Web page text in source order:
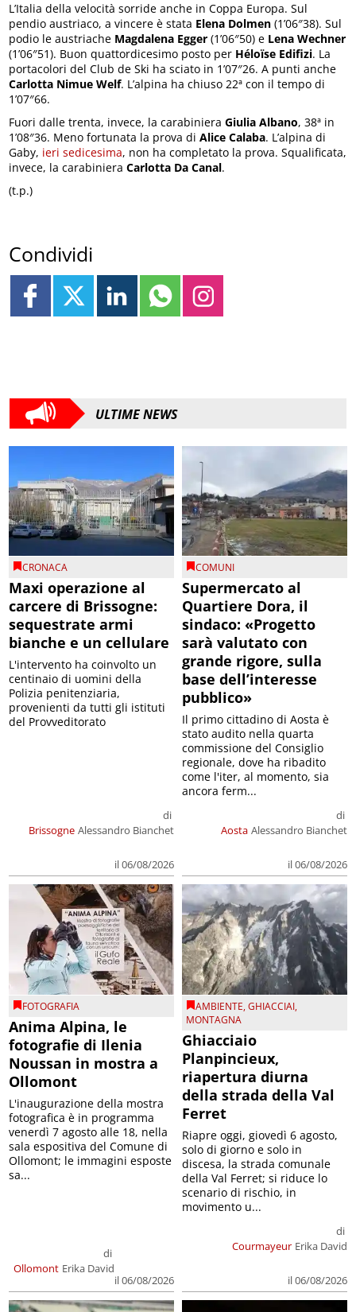
L’Italia della velocità sorride anche in Coppa Europa. Sul
pendio austriaco, a vincere è stata Elena Dolmen (1’06″38). Sul
podio le austriache Magdalena Egger (1’06″50) e Lena Wechner
(1’06″51). Buon quattordicesimo posto per Héloïse Edifizi. La
portacolori del Club de Ski ha sciato in 1’07″26. A punti anche
Carlotta Nimue Welf. L’alpina ha chiuso 22ª con il tempo di
1’07″66.
Fuori dalle trenta, invece, la carabinieraGiulia Albano, 38ª in
1’08″36. Meno fortunata la prova diAlice Calaba. L’alpina di
Gaby, ieri sedicesima, non ha completato la prova. Squalificata,
invece, la carabinieraCarlotta Da Canal.
(t.p.)
Condividi
ULTIME NEWS
CRONACA
Maxi operazione al
carcere di Brissogne:
sequestrate armi
bianche e un cellulare
Brissogne
di
Alessandro Bianchet
il 06/08/2026
L'intervento ha coinvolto un
centinaio di uomini della
Polizia penitenziaria,
provenienti da tutti gli istituti
del Provveditorato
COMUNI
Supermercato al
Quartiere Dora, il
sindaco: «Progetto
sarà valutato con
grande rigore, sulla
base dell’interesse
pubblico»
Aosta
di
Alessandro Bianchet
il 06/08/2026
Il primo cittadino di Aosta è
stato audito nella quarta
commissione del Consiglio
regionale, dove ha ribadito
come l'iter, al momento, sia
ancora ferm...
FOTOGRAFIA
Anima Alpina, le
fotografie di Ilenia
Noussan in mostra a
Ollomont
Ollomont
di
Erika David
il 06/08/2026
L'inaugurazione della mostra
fotografica è in programma
venerdì 7 agosto alle 18, nella
sala espositiva del Comune di
Ollomont; le immagini esposte
sa...
AMBIENTE,GHIACCIAI,
MONTAGNA
Ghiacciaio
Planpincieux,
riapertura diurna
della strada della Val
Ferret
Courmayeur
di
Erika David
il 06/08/2026
Riapre oggi, giovedì 6 agosto,
solo di giorno e solo in
discesa, la strada comunale
della Val Ferret; si riduce lo
scenario di rischio, in
movimento u...